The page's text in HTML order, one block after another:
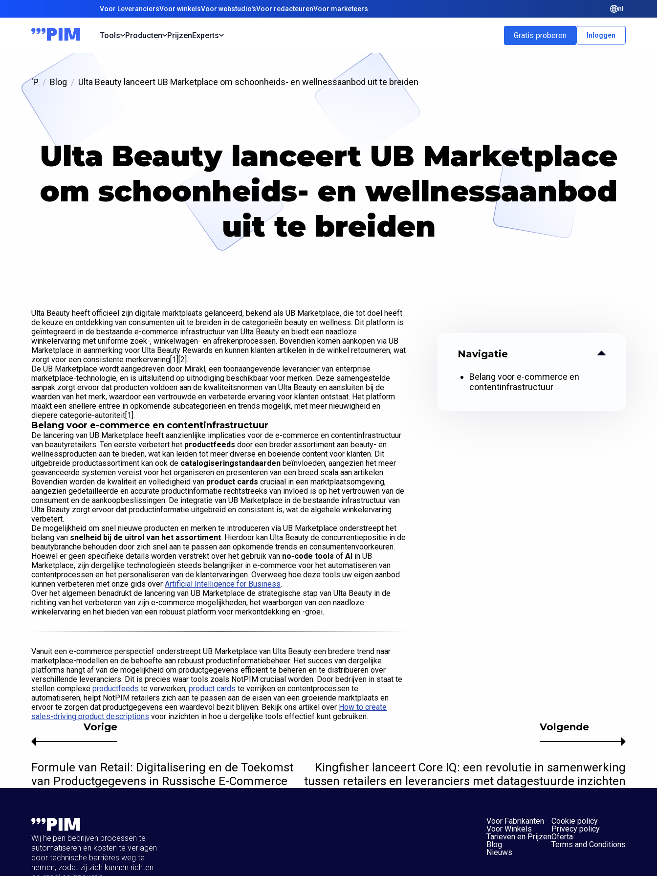
Voor LeveranciersVoor winkelsVoor webstudio'sVoor redacteurenVoor marketeers nl
Tools Producten PrijzenExperts Gratis proberen Inloggen
'P Blog Ulta Beauty lanceert UB Marketplace om schoonheids- en wellnessaanbod uit te breiden
Ulta Beauty lanceert UB Marketplace
om schoonheids- en wellnessaanbod
uit te breiden
Ulta Beauty heeft officieel zijn digitale marktplaats gelanceerd, bekend als UB Marketplace, die tot doel heeft
de keuze en ontdekking van consumenten uit te breiden in de categorieën beauty en wellness. Dit platform is
geïntegreerd in de bestaande e-commerce infrastructuur van Ulta Beauty en biedt een naadloze
winkelervaring met uniforme zoek-, winkelwagen- en afrekenprocessen. Bovendien komen aankopen via UB
Marketplace in aanmerking voor Ulta Beauty Rewards en kunnen klanten artikelen in de winkel retourneren, wat
zorgt voor een consistente merkervaring[1][2].
De UB Marketplace wordt aangedreven door Mirakl, een toonaangevende leverancier van enterprise
marketplace-technologie, en is uitsluitend op uitnodiging beschikbaar voor merken. Deze samengestelde
aanpak zorgt ervoor dat producten voldoen aan de kwaliteitsnormen van Ulta Beauty en aansluiten bij de
waarden van het merk, waardoor een vertrouwde en verbeterde ervaring voor klanten ontstaat. Het platform
maakt een snellere entree in opkomende subcategorieën en trends mogelijk, met meer nieuwigheid en
diepere categorie-autoriteit[1].
Belang voor e-commerce en contentinfrastructuur
De lancering van UB Marketplace heeft aanzienlijke implicaties voor de e-commerce en contentinfrastructuur
van beautyretailers. Ten eerste verbetert het productfeeds door een breder assortiment aan beauty- en
wellnessproducten aan te bieden, wat kan leiden tot meer diverse en boeiende content voor klanten. Dit
uitgebreide productassortiment kan ook de catalogiseringstandaarden beïnvloeden, aangezien het meer
geavanceerde systemen vereist voor het organiseren en presenteren van een breed scala aan artikelen.
Bovendien worden de kwaliteit en volledigheid van product cards cruciaal in een marktplaatsomgeving,
aangezien gedetailleerde en accurate productinformatie rechtstreeks van invloed is op het vertrouwen van de
consument en de aankoopbeslissingen. De integratie van UB Marketplace in de bestaande infrastructuur van
Ulta Beauty zorgt ervoor dat productinformatie uitgebreid en consistent is, wat de algehele winkelervaring
verbetert.
De mogelijkheid om snel nieuwe producten en merken te introduceren via UB Marketplace onderstreept het
belang van snelheid bij de uitrol van het assortiment. Hierdoor kan Ulta Beauty de concurrentiepositie in de
beautybranche behouden door zich snel aan te passen aan opkomende trends en consumentenvoorkeuren.
Hoewel er geen specifieke details worden verstrekt over het gebruik van no-code tools of AI in UB
Marketplace, zijn dergelijke technologieën steeds belangrijker in e-commerce voor het automatiseren van
contentprocessen en het personaliseren van de klantervaringen. Overweeg hoe deze tools uw eigen aanbod
kunnen verbeteren met onze gids over Artificial Intelligence for Business.
Over het algemeen benadrukt de lancering van UB Marketplace de strategische stap van Ulta Beauty in de
richting van het verbeteren van zijn e-commerce mogelijkheden, het waarborgen van een naadloze
winkelervaring en het bieden van een robuust platform voor merkontdekking en -groei.
Vanuit een e-commerce perspectief onderstreept UB Marketplace van Ulta Beauty een bredere trend naar
marketplace-modellen en de behoefte aan robuust productinformatiebeheer. Het succes van dergelijke
platforms hangt af van de mogelijkheid om productgegevens efficiënt te beheren en te distribueren over
verschillende leveranciers. Dit is precies waar tools zoals NotPIM cruciaal worden. Door bedrijven in staat te
stellen complexe productfeeds te verwerken, product cards te verrijken en contentprocessen te
automatiseren, helpt NotPIM retailers zich aan te passen aan de eisen van een groeiende marktplaats en
ervoor te zorgen dat productgegevens een waardevol bezit blijven. Bekijk ons artikel over How to create
sales-driving product descriptions voor inzichten in hoe u dergelijke tools effectief kunt gebruiken.
Navigatie
Belang voor e-commerce en
contentinfrastructuur
Volgende
Kingfisher lanceert Core IQ: een revolutie in samenwerking
tussen retailers en leveranciers met datagestuurde inzichten
Vorige
Formule van Retail: Digitalisering en de Toekomst
van Productgegevens in Russische E-Commerce
Wij helpen bedrijven processen te
automatiseren en kosten te verlagen
door technische barrières weg te
nemen, zodat zij zich kunnen richten
Voor Fabrikanten
Voor Winkels
Tarieven en Prijzen
Blog
Nieuws
Cookie policy
Privecy policy
Oferta
Terms and Conditions